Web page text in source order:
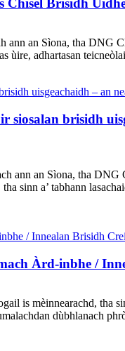
Brisidh
ann an Sìona, tha DNG
ùire, adhartasan
siosalan brisidh
ann an Sìona, tha DNG
sinn a’ tabhann
Àrd-inbhe /
is mèinnearachd, tha
dùbhlanach